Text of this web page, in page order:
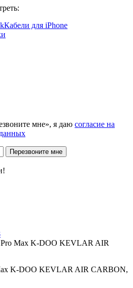
Кабели для iPhone
мне», я даю согласие на
Pro Max K-DOO KEVLAR AIR
K-DOO KEVLAR AIR CARBON,